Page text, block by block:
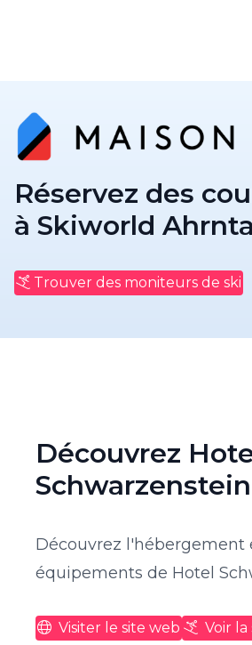
Réservez des
à Skiworld
Trouver des moniteurs de ski
Découvrez
Schwarzenstein
Découvrez l'hébergement
équipements de Hotel
Visiter le site web Voir